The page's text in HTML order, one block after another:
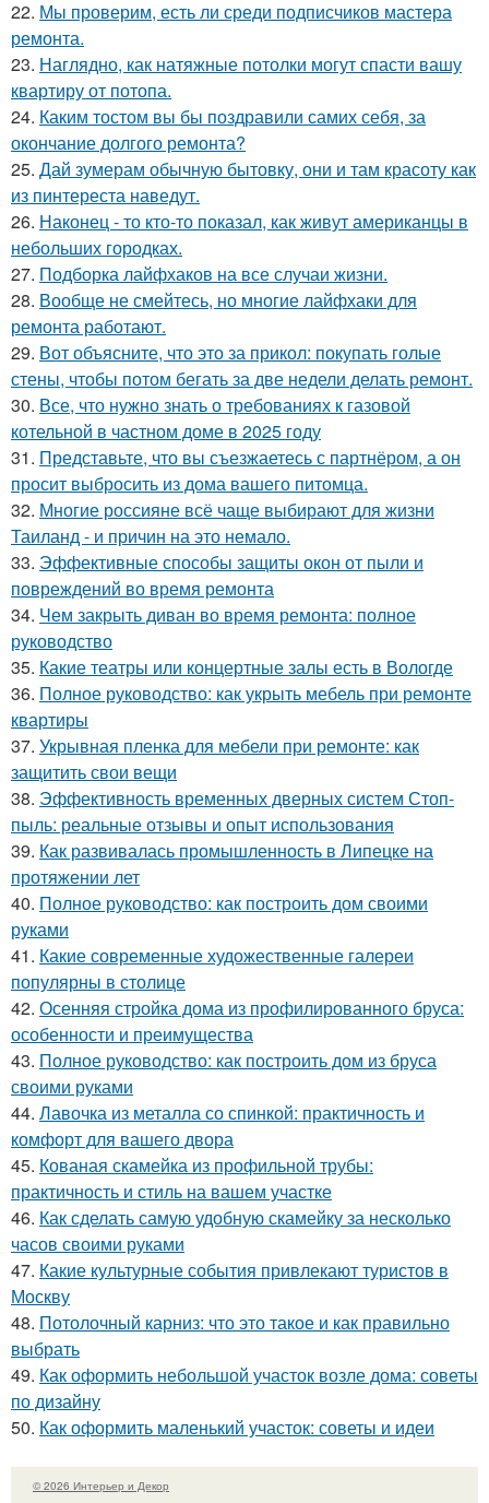
22. Мы проверим, есть ли среди подписчиков мастера
ремонта.
23. Наглядно, как натяжные потолки могут спасти вашу
квартиру от потопа.
24. Каким тостом вы бы поздравили самих себя, за
окончание долгого ремонта?
25. Дай зумерам обычную бытовку, они и там красоту как
из пинтереста наведут.
26. Наконец - то кто-то показал, как живут американцы в
небольших городках.
27. Подборка лайфхаков на все случаи жизни.
28. Вообще не смейтесь, но многие лайфхаки для
ремонта работают.
29. Вот объясните, что это за прикол: покупать голые
стены, чтобы потом бегать за две недели делать ремонт.
30. Все, что нужно знать о требованиях к газовой
котельной в частном доме в 2025 году
31. Представьте, что вы съезжаетесь с партнёром, а он
просит выбросить из дома вашего питомца.
32. Многие россияне всё чаще выбирают для жизни
Таиланд - и причин на это немало.
33. Эффективные способы защиты окон от пыли и
повреждений во время ремонта
34. Чем закрыть диван во время ремонта: полное
руководство
35. Какие театры или концертные залы есть в Вологде
36. Полное руководство: как укрыть мебель при ремонте
квартиры
37. Укрывная пленка для мебели при ремонте: как
защитить свои вещи
38. Эффективность временных дверных систем Стоп-
пыль: реальные отзывы и опыт использования
39. Как развивалась промышленность в Липецке на
протяжении лет
40. Полное руководство: как построить дом своими
руками
41. Какие современные художественные галереи
популярны в столице
42. Осенняя стройка дома из профилированного бруса:
особенности и преимущества
43. Полное руководство: как построить дом из бруса
своими руками
44. Лавочка из металла со спинкой: практичность и
комфорт для вашего двора
45. Кованая скамейка из профильной трубы:
практичность и стиль на вашем участке
46. Как сделать самую удобную скамейку за несколько
часов своими руками
47. Какие культурные события привлекают туристов в
Москву
48. Потолочный карниз: что это такое и как правильно
выбрать
49. Как оформить небольшой участок возле дома: советы
по дизайну
50. Как оформить маленький участок: советы и идеи
© 2026 Интерьер и Декор